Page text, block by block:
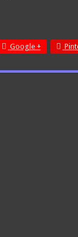
Google +